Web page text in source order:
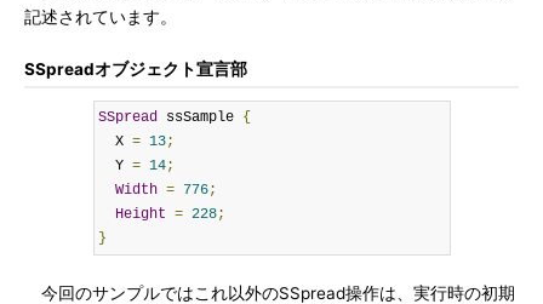
記述されています。
SSpreadオブジェクト宣言部
SSpread ssSample {
  X
= 13;
  Y
= 14;
Width = 776;
Height = 228;
}
今回のサンプルではこれ以外のSSpread操作は、実行時の初期